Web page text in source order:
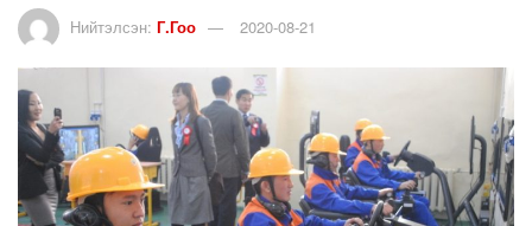
Нийтэлсэн: Г.Гоо 2020-08-21